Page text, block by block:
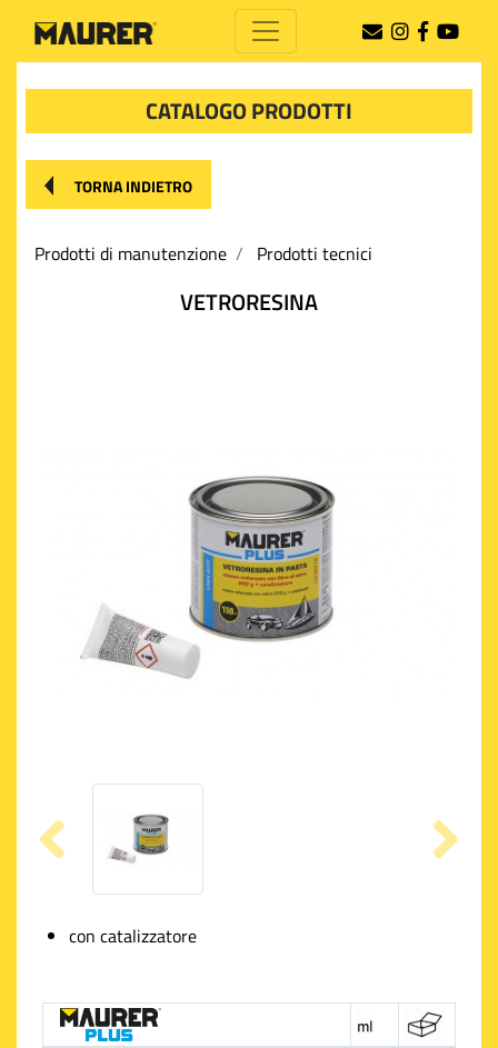
CATALOGO PRODOTTI
TORNA INDIETRO
Prodotti di manutenzione Prodotti tecnici
VETRORESINA
con catalizzatore